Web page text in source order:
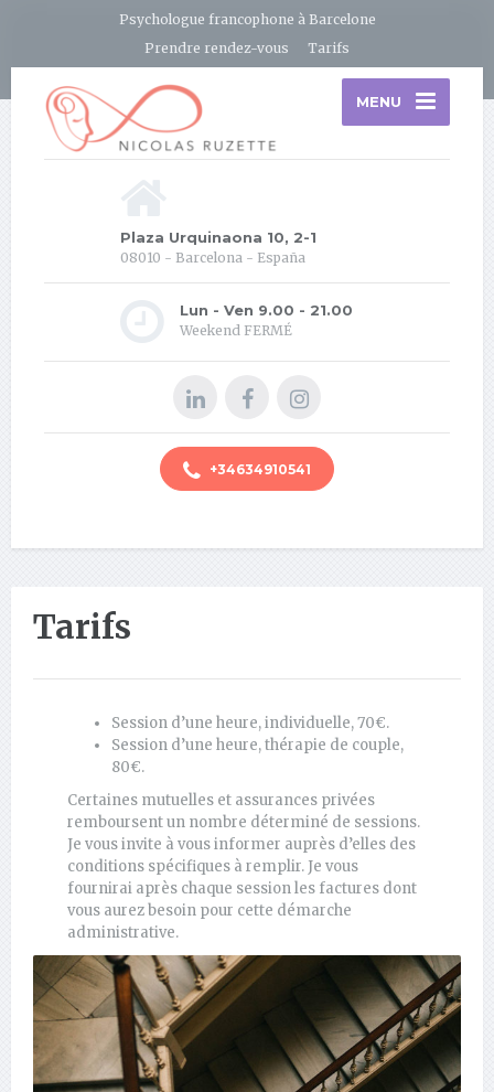
Psychologue francophone à Barcelone
Prendre rendez-vous
Tarifs
MENU
Plaza Urquinaona 10, 2-1
08010 - Barcelona - España
Lun - Ven 9.00 - 21.00
Weekend FERMÉ
+34634910541
Tarifs
Session d’une heure, individuelle, 70€.
Session d’une heure, thérapie de couple,
80€.
Certaines mutuelles et assurances privées
remboursent un nombre déterminé de sessions.
Je vous invite à vous informer auprès d’elles des
conditions spécifiques à remplir. Je vous
fournirai après chaque session les factures dont
vous aurez besoin pour cette démarche
administrative.